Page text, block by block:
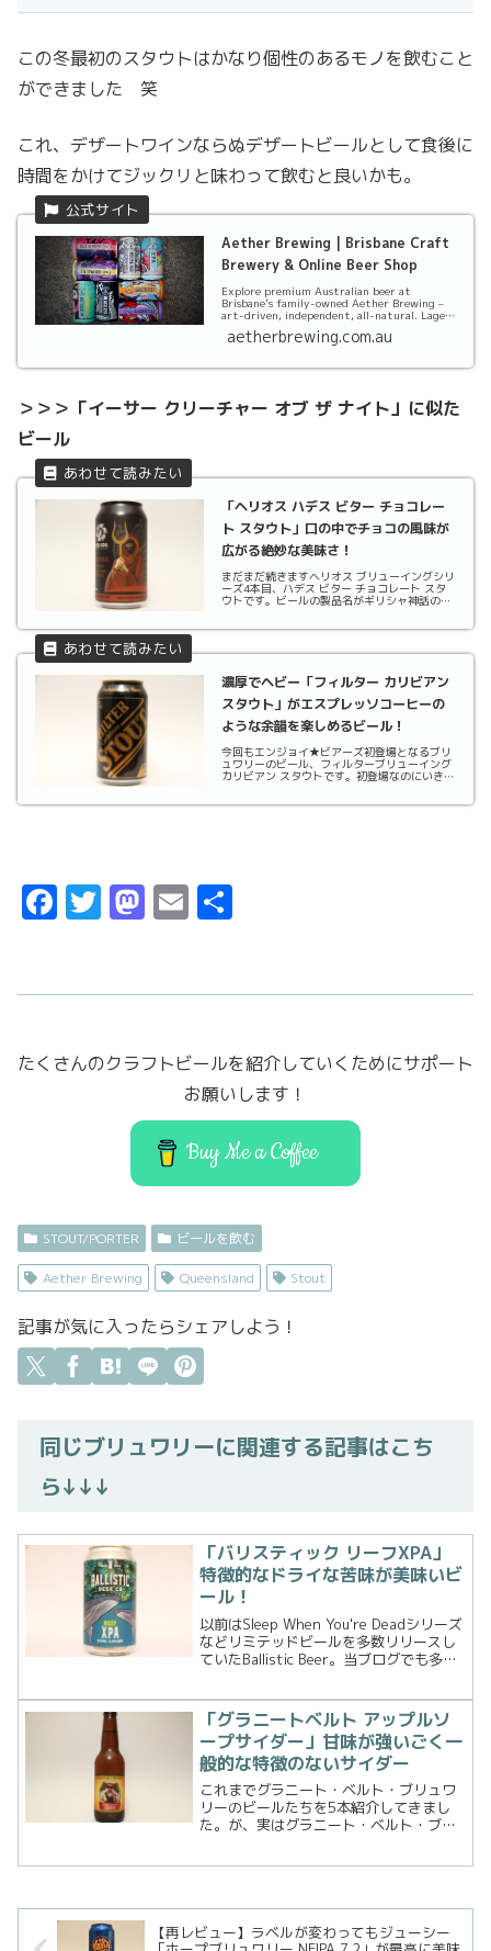
この冬最初のスタウトはかなり個性のあるモノを飲むこと
ができました 笑
これ、デザートワインならぬデザートビールとして食後に
時間をかけてジックリと味わって飲むと良いかも。
Aether Brewing | Brisbane Craft
Brewery & Online Beer Shop
Explore premium Australian beer at
Brisbane’s family-owned Aether Brewing –
art-driven, independent, all-natural. Lager,
Ginger Beer...
aetherbrewing.com.au
＞＞＞「イーサー クリーチャー オブ ザ ナイト」に似た
ビール
「ヘリオス ハデス ビター チョコレー
ト スタウト」口の中でチョコの風味が
広がる絶妙な美味さ！
まだまだ続きますヘリオス ブリューイングシリ
ーズ4本目、ハデス ビター チョコレート スタ
ウトです。ビールの製品名がギリシャ神話の
ゼウスの...
濃厚でヘビー「フィルター カリビアン
スタウト」がエスプレッソコーヒーの
ような余韻を楽しめるビール！
今回もエンジョイ★ビアーズ初登場となるブリ
ュワリーのビール、フィルターブリューイング
カリビアン スタウトです。初登場なのにいきな
在ではまだコアレンジのビールではなく時期限
F
e
b
o
T
t
er
M
o
o
n
E
l
たくさんのクラフトビールを紹介していくためにサポート
お願いします！
Buy Me a Coffee
STOUT/PORTER ビールを飲む
Aether Brewing Queensland Stout
記事が気に入ったらシェアしよう！
同じブリュワリーに関連する記事はこち
ら↓↓↓
「バリスティック リーフXPA」
特徴的なドライな苦味が美味いビ
ール！
以前はSleep When You're Deadシリーズ
などリミテッドビールを多数リリースし
ていたBallistic Beer。当ブログでも多数
し前に経営が怪しくなってCatchment
Brewing...
「グラニートベルト アップルソ
ープサイダー」甘味が強いごく一
般的な特徴のないサイダー
これまでグラニート・ベルト・ブリュワ
リーのビールたちを5本紹介してきまし
た。が、実はグラニート・ベルト・ブリ
【再レビュー】ラベルが変わってもジューシー